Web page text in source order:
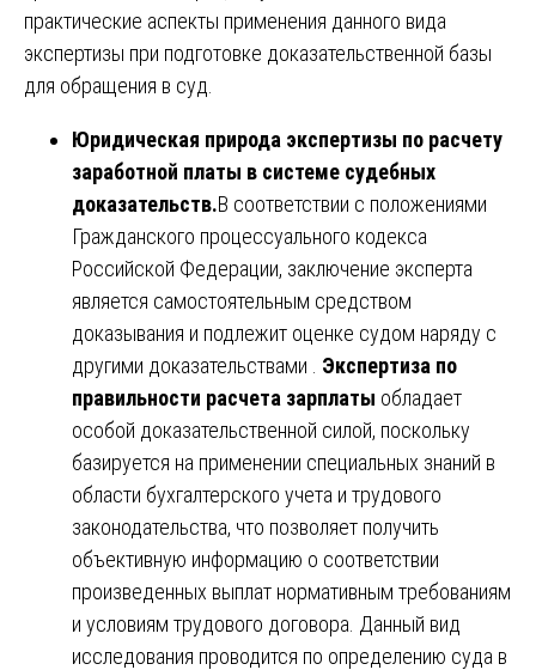
практические аспекты применения данного вида
экспертизы при подготовке доказательственной базы
для обращения в суд.
Юридическая природа экспертизы по расчету
заработной платы в системе судебных
доказательств.В соответствии с положениями
Гражданского процессуального кодекса
Российской Федерации, заключение эксперта
является самостоятельным средством
доказывания и подлежит оценке судом наряду с
другими доказательствами . Экспертиза по
правильности расчета зарплаты обладает
особой доказательственной силой, поскольку
базируется на применении специальных знаний в
области бухгалтерского учета и трудового
законодательства, что позволяет получить
объективную информацию о соответствии
произведенных выплат нормативным требованиям
и условиям трудового договора. Данный вид
исследования проводится по определению суда в